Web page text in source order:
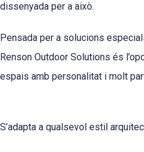
dissenyada per a això.
Pensada per a solucions
Renson Outdoor Solutions és
espais amb personalitat i molt
S’adapta a qualsevol estil